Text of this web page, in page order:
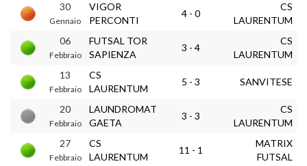
30
Gennaio
VIGOR
PERCONTI
4 - 0
CS
LAURENTUM
06
Febbraio
FUTSAL TOR
SAPIENZA
3 - 4
CS
LAURENTUM
13
Febbraio
CS
LAURENTUM
5 - 3 SANVITESE
20
Febbraio
LAUNDROMAT
GAETA
3 - 3
CS
LAURENTUM
27
Febbraio
CS
LAURENTUM
11 - 1
MATRIX
FUTSAL